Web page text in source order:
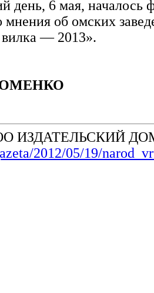
день, 6 мая, началось
мнения об омских
— 2013».
ИЗДАТЕЛЬСКИЙ
2012/05/19/